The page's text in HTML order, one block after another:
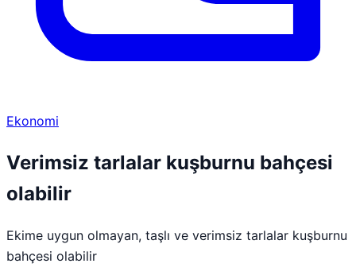
Ekonomi
Verimsiz tarlalar kuşburnu bahçesi
olabilir
Ekime uygun olmayan, taşlı ve verimsiz tarlalar kuşburnu
bahçesi olabilir